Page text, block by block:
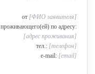
от [ФИО заявителя]
проживающего(ей) по адресу:
[адрес проживания]
тел.: [телефон]
e-mail: [email]